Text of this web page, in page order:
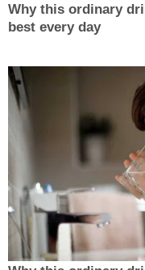
Why this ordinary
best every day